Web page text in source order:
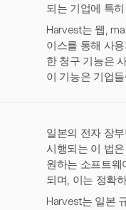
되는 기업에 특
Harvest는 웹,
이스를 통해 사
한 청구 기능은
이 기능은 기업
일본의 전자 장
시행되는 이 법
원하는 소프트웨
되며, 이는 정확
Harvest는 일본